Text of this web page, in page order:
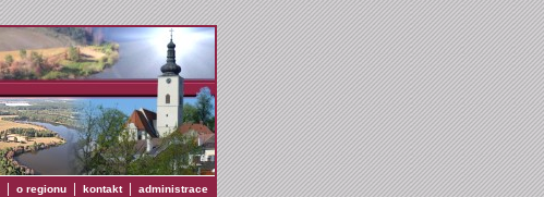
| o regionu | kontakt| administrace